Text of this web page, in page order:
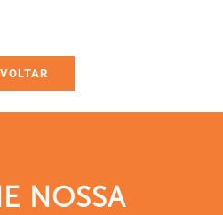
VOLTAR
NOSSA